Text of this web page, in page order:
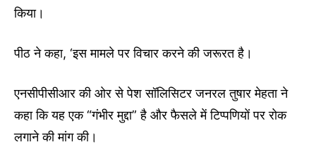
किया।
पीठ ने कहा, ‘इस मामले पर विचार करने की जरूरत है।
एनसीपीसीआर की ओर से पेश सॉलिसिटर जनरल तुषार मेहता ने
कहा कि यह एक “गंभीर मुद्दा” है और फैसले में टिप्पणियों पर रोक
लगाने की मांग की।